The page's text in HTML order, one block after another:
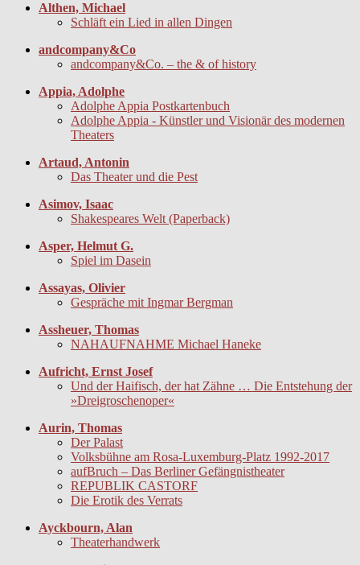
Althen, Michael
Schläft ein Lied in allen Dingen
andcompany&Co
andcompany&Co. – the & of history
Appia, Adolphe
Adolphe Appia Postkartenbuch
Adolphe Appia - Künstler und Visionär des modernen
Theaters
Artaud, Antonin
Das Theater und die Pest
Asimov, Isaac
Shakespeares Welt (Paperback)
Asper, Helmut G.
Spiel im Dasein
Assayas, Olivier
Gespräche mit Ingmar Bergman
Assheuer, Thomas
NAHAUFNAHME Michael Haneke
Aufricht, Ernst Josef
Und der Haifisch, der hat Zähne … Die Entstehung der
»Dreigroschenoper«
Aurin, Thomas
Der Palast
Volksbühne am Rosa-Luxemburg-Platz 1992-2017
aufBruch – Das Berliner Gefängnistheater
REPUBLIK CASTORF
Die Erotik des Verrats
Ayckbourn, Alan
Theaterhandwerk